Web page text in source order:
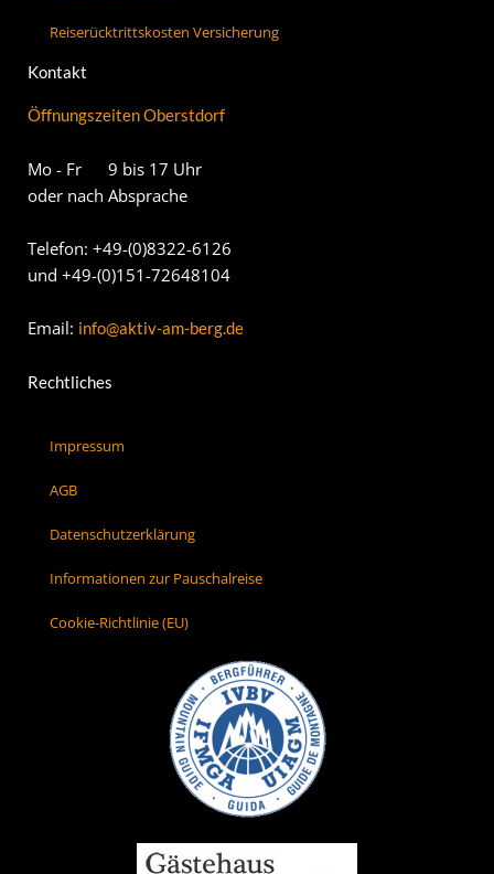
Reiserücktrittskosten Versicherung
Kontakt
Öffnungszeiten Oberstdorf
Mo - Fr 9 bis 17 Uhr
oder nach Absprache
Telefon: +49-(0)8322-6126
und +49-(0)151-72648104
Email: info@aktiv-am-berg.de
Rechtliches
Impressum
AGB
Datenschutzerklärung
Informationen zur Pauschalreise
Cookie-Richtlinie (EU)